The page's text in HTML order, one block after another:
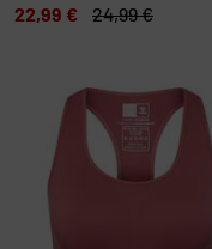
22,99 € 24,99 €